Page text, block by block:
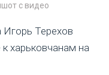
с видео
Игорь Терехов
харьковчанам на